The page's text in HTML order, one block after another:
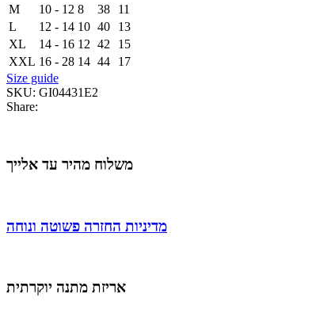
M
10 - 12 8 38
11
L
12 - 14 10 40
13
XL
14 - 16 12 42
15
XXL 16 - 28 14 44
17
Size guide
SKU: GI04431E2
Share:
משלוח מהיר עד אלייך
מדיניות החזרה פשוטה ונוחה
אריזת מתנה יוקרתית